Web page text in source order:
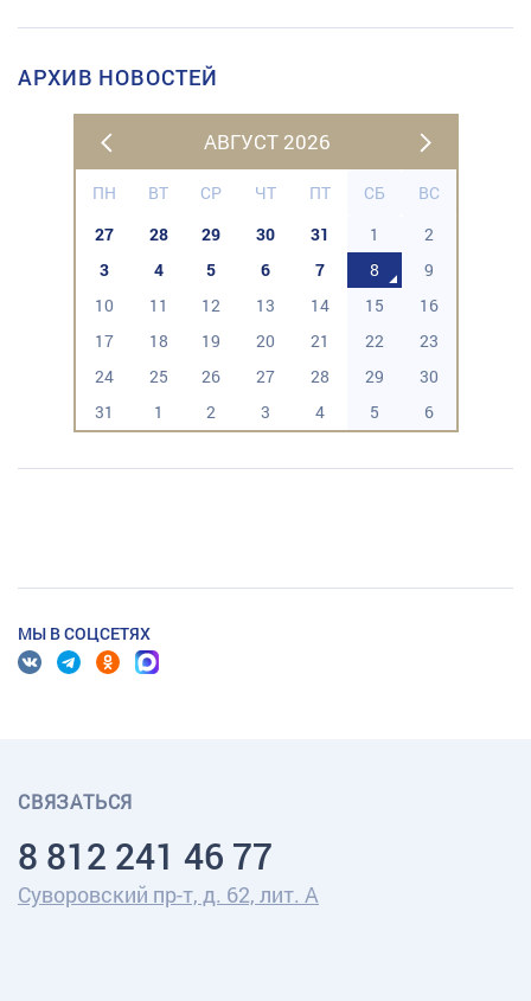
АРХИВ НОВОСТЕЙ
АВГУСТ 2026
ПН ВТ СР ЧТ ПТ СБ
ВС
27
28 29 30 31 1
2
3
4 5 6 7 8
9
10
11 12 13 14 15
16
17
18 19 20 21 22
23
24
25 26 27 28 29
30
31
1 2 3 4 5 6
МЫ В СОЦСЕТЯХ
СВЯЗАТЬСЯ
8 812 241 46 77
Суворовский пр-т, д. 62, лит. А